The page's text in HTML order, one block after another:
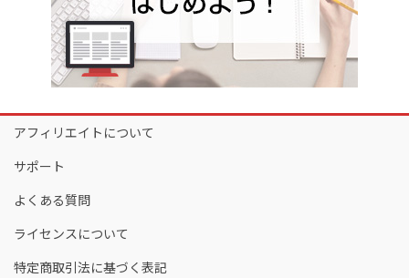
アフィリエイトについて
サポート
よくある質問
ライセンスについて
特定商取引法に基づく表記